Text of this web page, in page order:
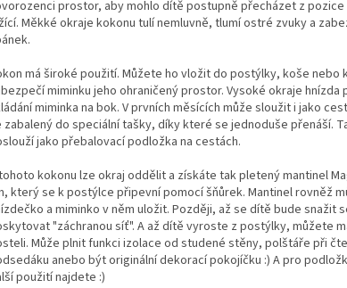
prostor, aby mohlo dítě postupně přecházet z
Měkké okraje kokonu tulí nemluvně, tlumí ostré zvuky a
má široké použití. Můžete ho vložit do postýlky, koše nebo
miminku jeho ohraničený prostor. Vysoké okraje hnízda
miminka na bok. V prvních měsících může sloužit i jako
zabalený do speciální tašky, díky které se jednoduše přenáší.
jako přebalovací podložka na cestách.
kokonu lze okraj oddělit a získáte tak pletený mantinel
který se k postýlce připevní pomocí šňůrek. Mantinel rovněž
a miminko v něm uložit. Později, až se dítě bude snažit
"záchranou síť". A až dítě vyroste z postýlky, můžete
Může plnit funkci izolace od studené stěny, polštáře při
anebo být originální dekorací pokojíčku :) A pro
použití najdete :)